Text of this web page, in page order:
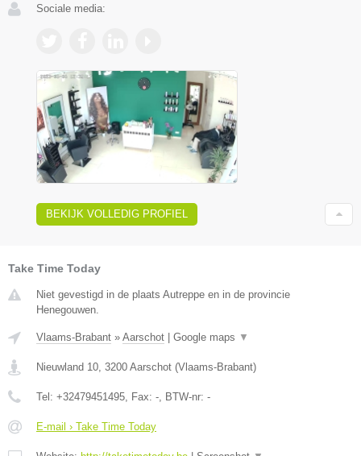
Sociale media:
BEKIJK VOLLEDIG PROFIEL
Take Time Today
Niet gevestigd in de plaats Autreppe en in de provincie
Henegouwen.
Vlaams-Brabant » Aarschot | Google maps ▼
Nieuwland 10 3200 Aarschot (Vlaams-Brabant)
Tel: +32479451495 , Fax: - , BTW-nr: -
E-mail › Take Time Today